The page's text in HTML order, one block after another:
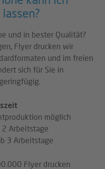
und in bester Qualität?
Flyer drucken wir
und im freien
sich für Sie in
möglich
Arbeitstage
3 Arbeitstage
Flyer drucken